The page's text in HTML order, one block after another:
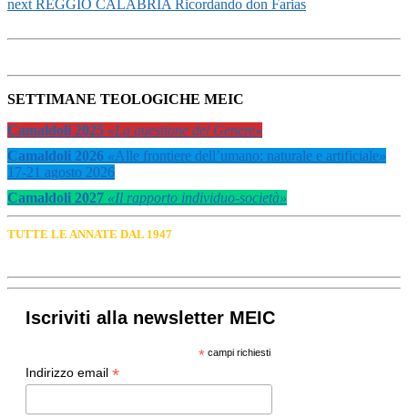
next REGGIO CALABRIA Ricordando don Farias
SETTIMANE TEOLOGICHE MEIC
Camaldoli 2025 «La questione del Genere»
Camaldoli 2026 «Alle frontiere dell’umano: naturale e artificiale»
17-21 agosto 2026
Camaldoli 2027 «Il rapporto individuo-società»
TUTTE LE ANNATE DAL 1947
Iscriviti alla newsletter MEIC
*campi richiesti
Indirizzo email *